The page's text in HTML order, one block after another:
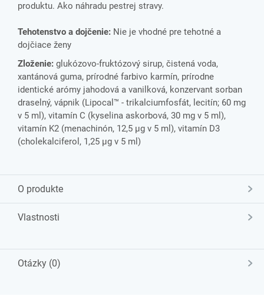
produktu. Ako náhradu pestrej stravy.
Tehotenstvo a dojčenie: Nie je vhodné pre tehotné a
dojčiace ženy
Zloženie: glukózovo-fruktózový sirup, čistená voda,
xantánová guma, prírodné farbivo karmín, prírodne
identické arómy jahodová a vanilková, konzervant sorban
draselný, vápnik (Lipocal™ - trikalciumfosfát, lecitín; 60 mg
v 5 ml), vitamín C (kyselina askorbová, 30 mg v 5 ml),
vitamín K2 (menachinón, 12,5 µg v 5 ml), vitamín D3
(cholekalciferol, 1,25 µg v 5 ml)
O produkte
Vlastnosti
Otázky (0)